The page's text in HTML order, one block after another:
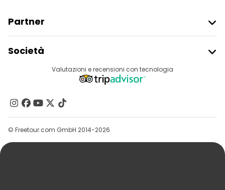
Partner
Accesso Del Fornitore
Programma Di Affiliazione
Società
Destinazioni
Contattaci
Gruppi
Aiuto
Valutazioni e recensioni con tecnologia
© Freetour.com GmbH 2014-2026